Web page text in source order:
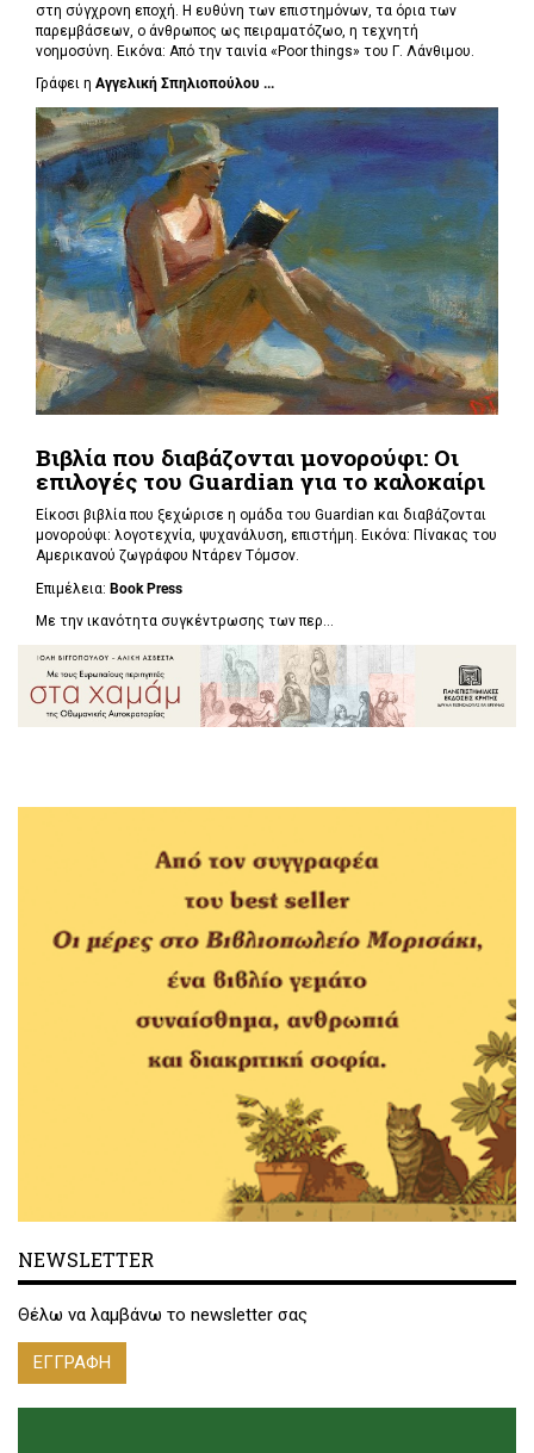
στη σύγχρονη εποχή. Η ευθύνη των επιστημόνων, τα όρια των
παρεμβάσεων, ο άνθρωπος ως πειραματόζωο, η τεχνητή
νοημοσύνη. Εικόνα: Από την ταινία «Poor things» του Γ. Λάνθιμου.
Γράφει η Αγγελική Σπηλιοπούλου ...
Βιβλία που διαβάζονται μονορούφι: Οι
επιλογές του Guardian για το καλοκαίρι
Είκοσι βιβλία που ξεχώρισε η ομάδα του Guardian και διαβάζονται
μονορούφι: λογοτεχνία, ψυχανάλυση, επιστήμη. Εικόνα: Πίνακας του
Αμερικανού ζωγράφου Ντάρεν Τόμσον.
Επιμέλεια: Book Press
Με την ικανότητα συγκέντρωσης των περ...
NEWSLETTER
Θέλω να λαμβάνω το newsletter σας
ΕΓΓΡΑΦΗ